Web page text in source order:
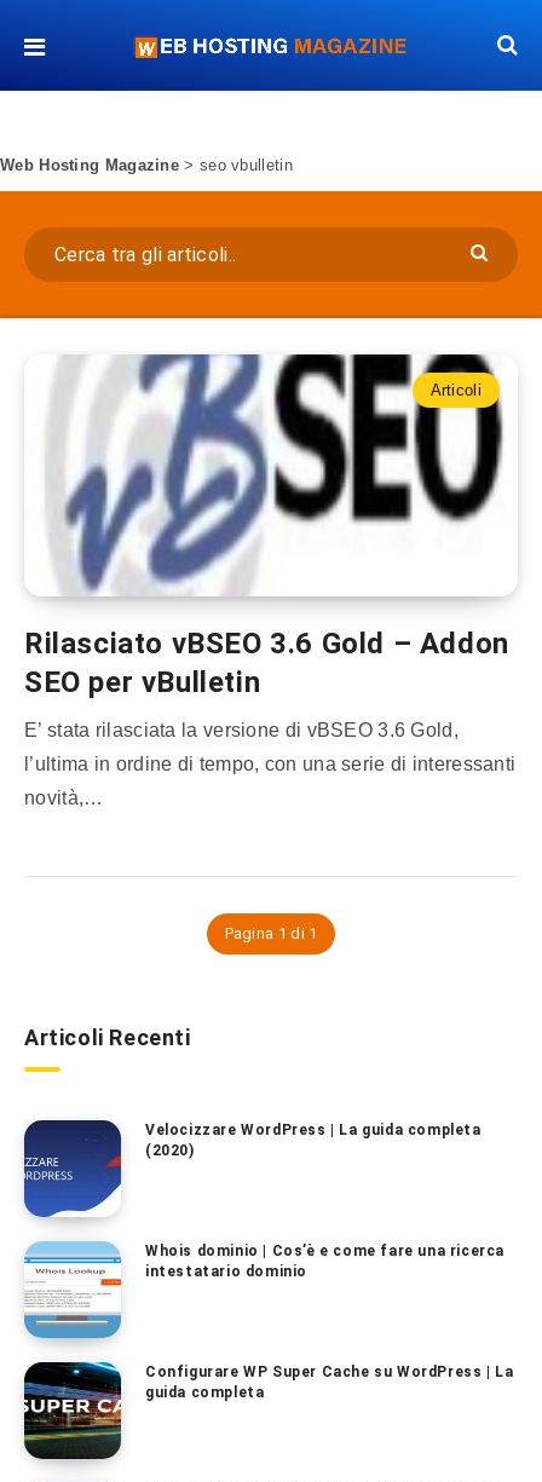
Web Hosting Magazine > seo vbulletin
Articoli
Rilasciato vBSEO 3.6 Gold – Addon
SEO per vBulletin
E’ stata rilasciata la versione di vBSEO 3.6 Gold,
l’ultima in ordine di tempo, con una serie di interessanti
novità,…
Pagina 1 di 1
Articoli Recenti
Velocizzare WordPress | La guida completa
(2020)
Whois dominio | Cos’è e come fare una ricerca
intestatario dominio
Configurare WP Super Cache su WordPress | La
guida completa